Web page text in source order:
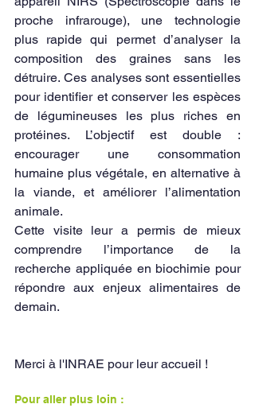
proche infrarouge), une technologie
plus rapide qui permet d’analyser la
composition des graines sans les
détruire. Ces analyses sont essentielles
pour identifier et conserver les espèces
de légumineuses les plus riches en
protéines. L’objectif est double :
encourager une consommation
humaine plus végétale, en alternative à
la viande, et améliorer l’alimentation
animale.
Cette visite leur a permis de mieux
comprendre l’importance de la
recherche appliquée en biochimie pour
répondre aux enjeux alimentaires de
demain.
Merci à l'INRAE pour leur accueil !
Pour aller plus loin :